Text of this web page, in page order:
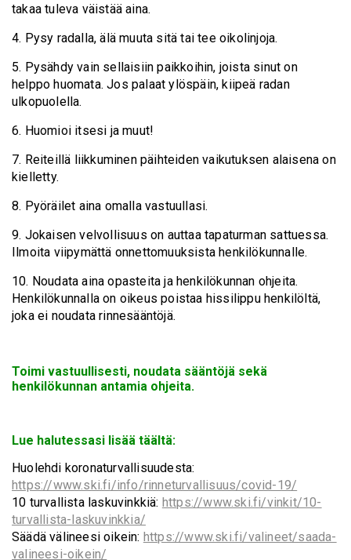
takaa tuleva väistää aina.
4. Pysy radalla, älä muuta sitä tai tee oikolinjoja.
5. Pysähdy vain sellaisiin paikkoihin, joista sinut on
helppo huomata. Jos palaat ylöspäin, kiipeä radan
ulkopuolella.
6. Huomioi itsesi ja muut!
7. Reiteillä liikkuminen päihteiden vaikutuksen alaisena on
kielletty.
8. Pyöräilet aina omalla vastuullasi.
9. Jokaisen velvollisuus on auttaa tapaturman sattuessa.
Ilmoita viipymättä onnettomuuksista henkilökunnalle.
10. Noudata aina opasteita ja henkilökunnan ohjeita.
Henkilökunnalla on oikeus poistaa hissilippu henkilöltä,
joka ei noudata rinnesääntöjä.
Toimi vastuullisesti, noudata sääntöjä sekä
henkilökunnan antamia ohjeita.
Lue halutessasi lisää täältä:
Huolehdi koronaturvallisuudesta:
https://www.ski.fi/info/rinneturvallisuus/covid-19/
10 turvallista laskuvinkkiä: https://www.ski.fi/vinkit/10-
turvallista-laskuvinkkia/
Säädä välineesi oikein: https://www.ski.fi/valineet/saada-
valineesi-oikein/